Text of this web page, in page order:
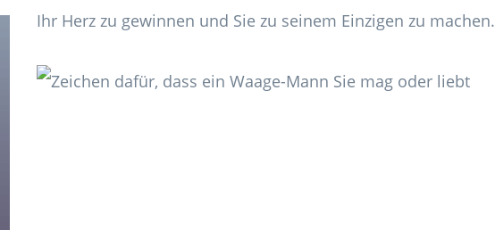
Ihr Herz zu gewinnen und Sie zu seinem Einzigen zu machen.